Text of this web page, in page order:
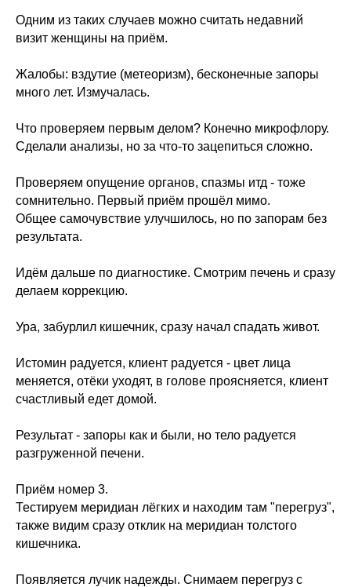
Одним из таких случаев можно считать недавний
визит женщины на приём.
Жалобы: вздутие (метеоризм), бесконечные запоры
много лет. Измучалась.
Что проверяем первым делом? Конечно микрофлору.
Сделали анализы, но за что-то зацепиться сложно.
Проверяем опущение органов, спазмы итд - тоже
сомнительно. Первый приём прошёл мимо.
Общее самочувствие улучшилось, но по запорам без
результата.
Идём дальше по диагностике. Смотрим печень и сразу
делаем коррекцию.
Ура, забурлил кишечник, сразу начал спадать живот.
Истомин радуется, клиент радуется - цвет лица
меняется, отёки уходят, в голове проясняется, клиент
счастливый едет домой.
Результат - запоры как и были, но тело радуется
разгруженной печени.
Приём номер 3.
Тестируем меридиан лёгких и находим там "перегруз",
также видим сразу отклик на меридиан толстого
кишечника.
Появляется лучик надежды. Снимаем перегруз с